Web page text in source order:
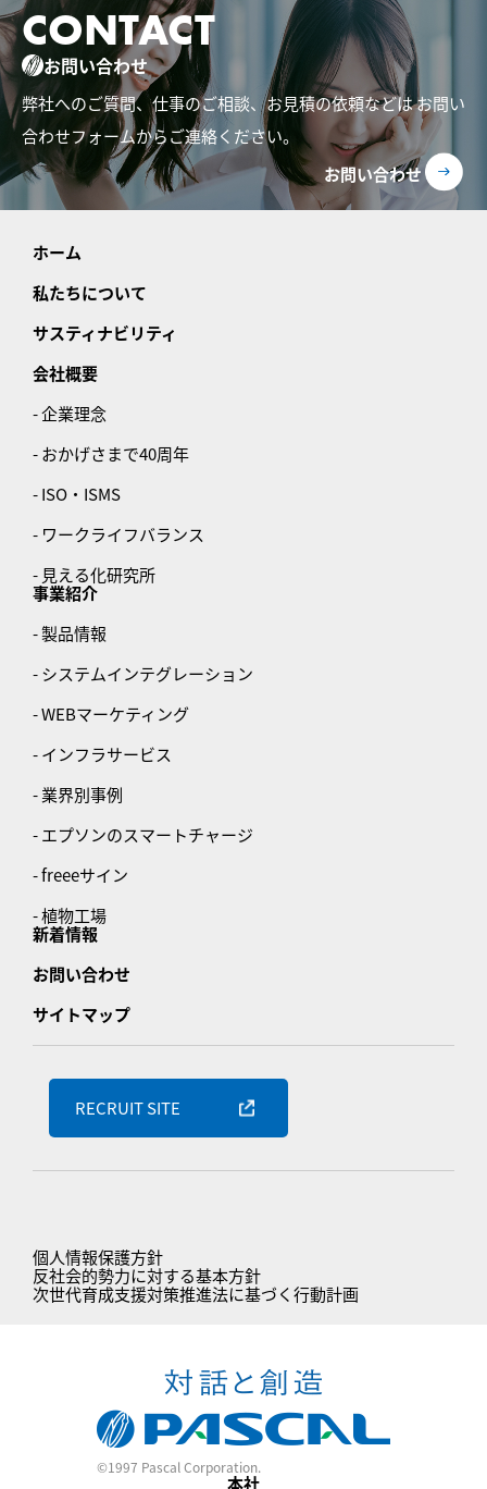
CONTACT
お問い合わせ
弊社へのご質問、仕事のご相談、お見積の依頼などはお問い
合わせフォームからご連絡ください。
お問い合わせ
ホーム
私たちについて
サスティナビリティ
会社概要
- 企業理念
- おかげさまで40周年
- ISO・ISMS
- ワークライフバランス
- 見える化研究所
事業紹介
- 製品情報
- システムインテグレーション
- WEBマーケティング
- インフラサービス
- 業界別事例
- エプソンのスマートチャージ
- freeeサイン
- 植物工場
新着情報
お問い合わせ
サイトマップ
RECRUIT SITE
個人情報保護方針
反社会的勢力に対する基本方針
次世代育成支援対策推進法に基づく行動計画
©1997 Pascal Corporation.
本社